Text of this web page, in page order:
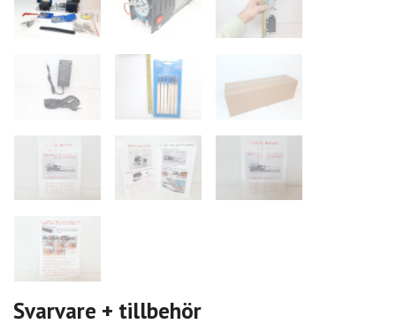
Svarvare + tillbehör